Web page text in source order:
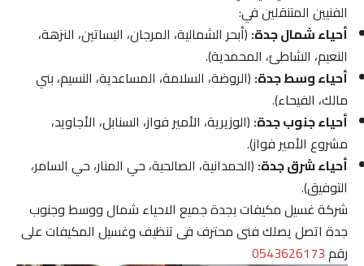
الفنيين المتنقلين في:
أحياء شمال جدة: (أبحر الشمالية، المرجان، البساتين، النزهة،
النعيم، الشاطئ، المحمدية).
أحياء وسط جدة: (الروضة، السلامة، المساعدية، النسيم، بني
مالك، الفيحاء).
أحياء جنوب جدة: (الوزيرية، الأمير فواز، السنابل، الأجاويد،
مشروع الأمير فواز).
أحياء شرق جدة: (الحمدانية، الصالحية، حي المنار، حي السامر،
التوفيق).
شركة غسيل مكيفات بجدة جميع الاحياء شمال ووسط وجنوب
جدة اتصل يصلك فنى محترف فى تنظيف وغسيل المكيفات على
رقم0543626173